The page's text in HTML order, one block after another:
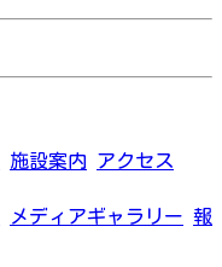
施設案内 アクセス
メディアギャラリー 報